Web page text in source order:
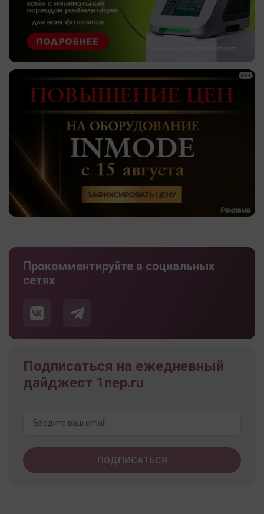
Прокомментируйте в социальных
сетях
Подписаться на ежедневный
дайджест 1nep.ru